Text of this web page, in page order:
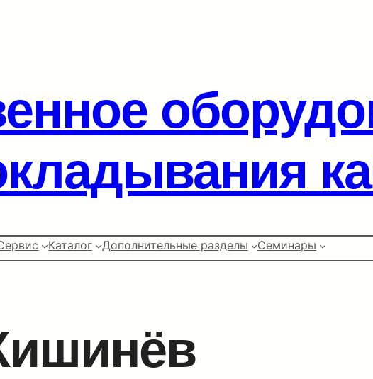
Каталог Дополнительные разделы Семинары